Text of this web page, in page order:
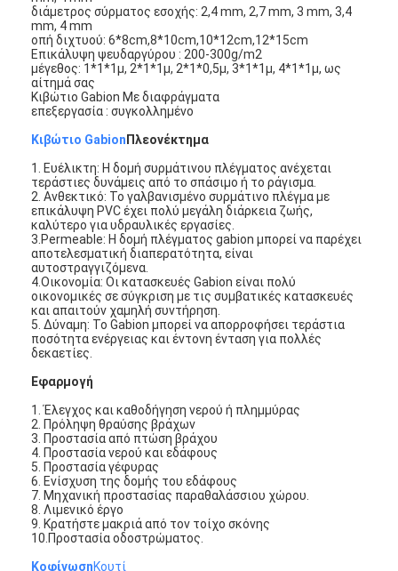
Αρχική Σελίδα
Προϊόντα
Γύρος εργοστασίων
Ποιοτικός έλεγχος
επαφή
Νέα
Μιλήστε τώρα.
Χάλυβα από ανοξείδωτο χάλυβα
οθόνη φίλτρου εξωθητήρα
Συσκευή οθόνης εκχύλισης
Πλέγμα σχοινιών καλωδίων
διάμετρος σύρματος εσοχής: 2,4 mm, 2,7 mm, 3 mm, 3,4
mm, 4 mm
οπή διχτυού: 6*8cm,8*10cm,10*12cm,12*15cm
Επικάλυψη ψευδαργύρου : 200-300g/m2
μέγεθος: 1*1*1μ, 2*1*1μ, 2*1*0,5μ, 3*1*1μ, 4*1*1μ, ως
αίτημά σας
Κιβώτιο Gabion Με διαφράγματα
επεξεργασία : συγκολλημένο
Κιβώτιο Gabion Πλεονέκτημα
1. Ευέλικτη: Η δομή συρμάτινου πλέγματος ανέχεται
τεράστιες δυνάμεις από το σπάσιμο ή το ράγισμα.
2. Ανθεκτικό: Το γαλβανισμένο συρμάτινο πλέγμα με
επικάλυψη PVC έχει πολύ μεγάλη διάρκεια ζωής,
καλύτερο για υδραυλικές εργασίες.
3.Permeable: Η δομή πλέγματος gabion μπορεί να παρέχει
αποτελεσματική διαπερατότητα, είναι
αυτοστραγγιζόμενα.
4.Οικονομία: Οι κατασκευές Gabion είναι πολύ
οικονομικές σε σύγκριση με τις συμβατικές κατασκευές
και απαιτούν χαμηλή συντήρηση.
5. Δύναμη: Το Gabion μπορεί να απορροφήσει τεράστια
ποσότητα ενέργειας και έντονη ένταση για πολλές
δεκαετίες.
Εφαρμογή
1. Έλεγχος και καθοδήγηση νερού ή πλημμύρας
2. Πρόληψη θραύσης βράχων
3. Προστασία από πτώση βράχου
4. Προστασία νερού και εδάφους
5. Προστασία γέφυρας
6. Ενίσχυση της δομής του εδάφους
7. Μηχανική προστασίας παραθαλάσσιου χώρου.
8. Λιμενικό έργο
9. Κρατήστε μακριά από τον τοίχο σκόνης
10.Προστασία οδοστρώματος.
ΚοφίνωσηΚουτί